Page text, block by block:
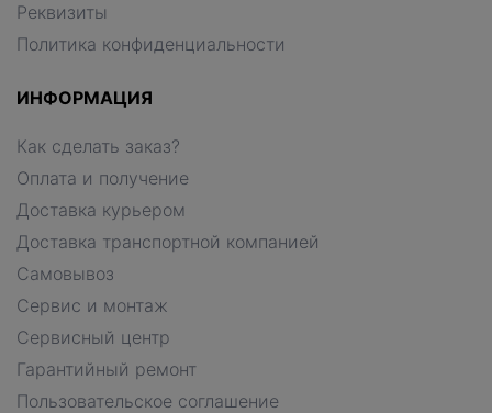
Реквизиты
Политика конфиденциальности
ИНФОРМАЦИЯ
Как сделать заказ?
Оплата и получение
Доставка курьером
Доставка транспортной компанией
Самовывоз
Сервис и монтаж
Сервисный центр
Гарантийный ремонт
Пользовательское соглашение